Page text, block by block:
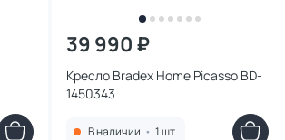
39 990 ₽
Кресло Bradex Home Picasso BD-
1450343
В наличии • 1 шт.